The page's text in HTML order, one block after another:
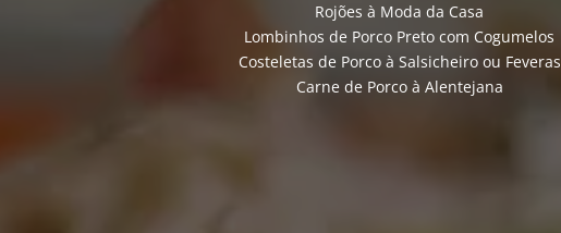
Rojões à Moda da Casa
Lombinhos de Porco Preto com Cogumelos
Costeletas de Porco à Salsicheiro ou Feveras
Carne de Porco à Alentejana